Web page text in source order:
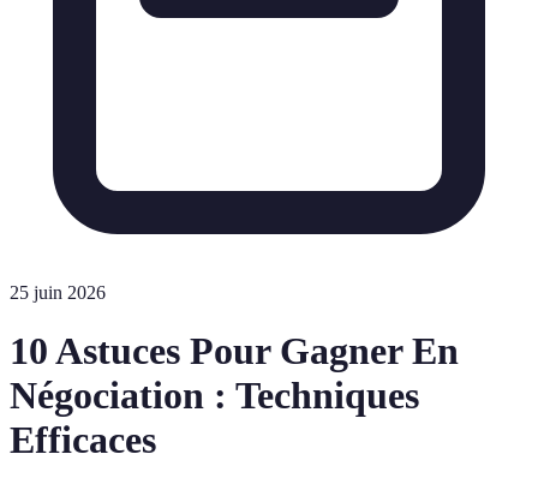
25 juin 2026
10 Astuces Pour Gagner En
Négociation : Techniques
Efficaces